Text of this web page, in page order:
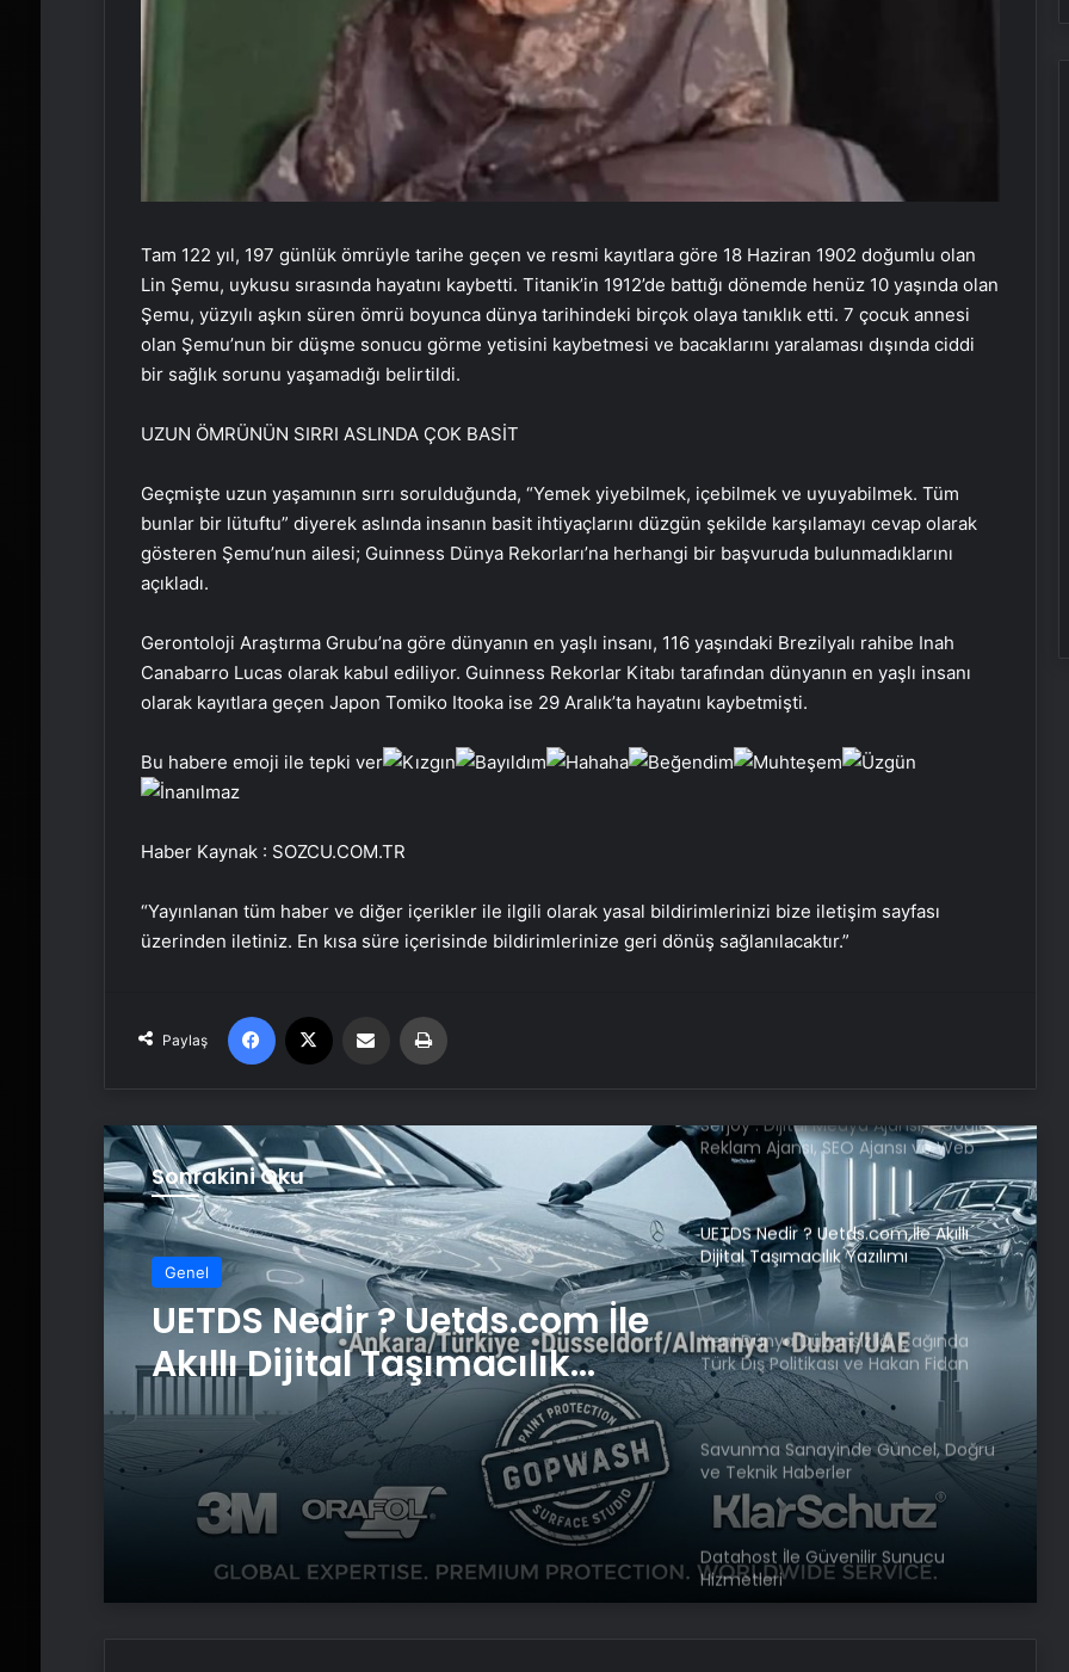
Tam 122 yıl, 197 günlük ömrüyle tarihe geçen ve resmi kayıtlara göre 18 Haziran 1902 doğumlu olan
Lin Şemu, uykusu sırasında hayatını kaybetti. Titanik’in 1912’de battığı dönemde henüz 10 yaşında olan
Şemu, yüzyılı aşkın süren ömrü boyunca dünya tarihindeki birçok olaya tanıklık etti. 7 çocuk annesi
olan Şemu’nun bir düşme sonucu görme yetisini kaybetmesi ve bacaklarını yaralaması dışında ciddi
bir sağlık sorunu yaşamadığı belirtildi.
UZUN ÖMRÜNÜN SIRRI ASLINDA ÇOK BASİT
Geçmişte uzun yaşamının sırrı sorulduğunda, “Yemek yiyebilmek, içebilmek ve uyuyabilmek. Tüm
bunlar bir lütuftu” diyerek aslında insanın basit ihtiyaçlarını düzgün şekilde karşılamayı cevap olarak
gösteren Şemu’nun ailesi; Guinness Dünya Rekorları’na herhangi bir başvuruda bulunmadıklarını
açıkladı.
Gerontoloji Araştırma Grubu’na göre dünyanın en yaşlı insanı, 116 yaşındaki Brezilyalı rahibe Inah
Canabarro Lucas olarak kabul ediliyor. Guinness Rekorlar Kitabı tarafından dünyanın en yaşlı insanı
olarak kayıtlara geçen Japon Tomiko Itooka ise 29 Aralık’ta hayatını kaybetmişti.
Bu habere emoji ile tepki ver
Haber Kaynak : SOZCU.COM.TR
“Yayınlanan tüm haber ve diğer içerikler ile ilgili olarak yasal bildirimlerinizi bize iletişim sayfası
üzerinden iletiniz. En kısa süre içerisinde bildirimlerinize geri dönüş sağlanılacaktır.”
Paylaş
Facebook Email'den paylaş
Sonrakini Oku
Genel
UETDS Nedir ? Uetds.com İle
Akıllı Dijital Taşımacılık
Yazılımı
Katarsis Etkinliği Başkentte Yapıldı
Yangında Yaşlı Çift Hayatını
Köyceğiz’de Sazlık Alanda Yangın
Çıktı
Serjoy : Dijital Medya Ajansı, Google
Reklam Ajansı, SEO Ajansı ve Web
Tasarım Ajansı
UETDS Nedir ? Uetds.com İle Akıllı
Dijital Taşımacılık Yazılımı
Yeni Dünya Düzensizliği Çağında
Türk Dış Politikası ve Hakan Fidan
Faktörü
Savunma Sanayinde Güncel, Doğru
ve Teknik Haberler
Datahost İle Güvenilir Sunucu
Hizmetleri